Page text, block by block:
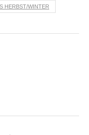
HERBST/WINTER